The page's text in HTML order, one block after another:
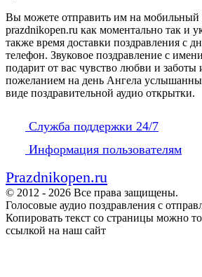
Вы можете отправить им на мобильный
prazdnikopen.ru как моментально так и
также время доставки поздравления с
телефон. Звуковое поздравление с
подарит от вас чувство любви и заботы
пожеланием на день Ангела
виде поздравительной аудио открытки.
Служба поддержки 24/7
Информация пользователям
Prazdnikopen.ru
© 2012 - 2026 Все права защищены.
Голосовые аудио поздравления с
Копировать текст со страницы можно
ссылкой на наш сайт